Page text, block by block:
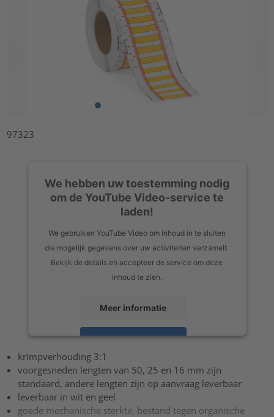
97323
We hebben uw toestemming nodig
om de YouTube Video-service te
laden!
We gebruiken YouTube Video om inhoud in te sluiten
die mogelijk gegevens over uw activiteiten verzamelt.
Bekijk de details en accepteer de service om deze
inhoud te zien.
Meer informatie
Accepteren
powered byUsercentrics Consent Management Platform
krimpverhouding 3:1
voorgesneden lengten van 50, 25 en 16 mm zijn
standaard, andere lengten zijn op aanvraag leverbaar
leverbaar in wit en geel
goede mechanische sterkte, bestand tegen organische